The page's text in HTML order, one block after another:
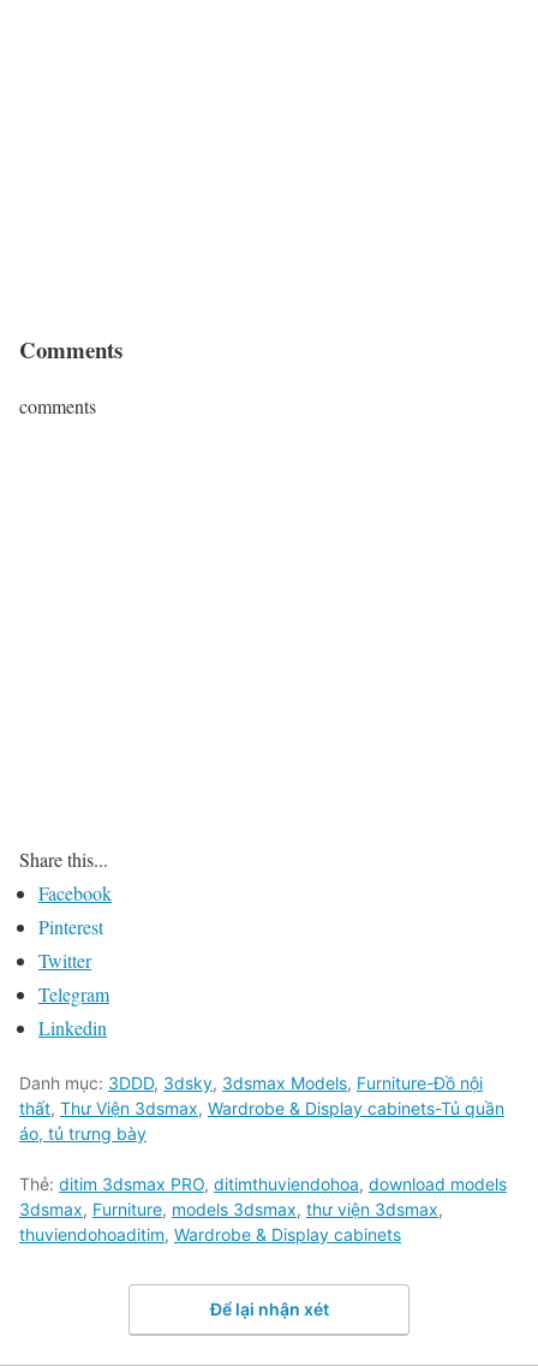
Comments
comments
Share this...
Facebook
Pinterest
Twitter
Telegram
Linkedin
Danh mục: 3DDD, 3dsky, 3dsmax Models, Furniture-Đồ nội
thất, Thư Viện 3dsmax, Wardrobe & Display cabinets-Tủ quần
áo, tủ trưng bày
Thẻ: ditim 3dsmax PRO, ditimthuviendohoa, download models
3dsmax, Furniture, models 3dsmax, thư viện 3dsmax,
thuviendohoaditim, Wardrobe & Display cabinets
Để lại nhận xét